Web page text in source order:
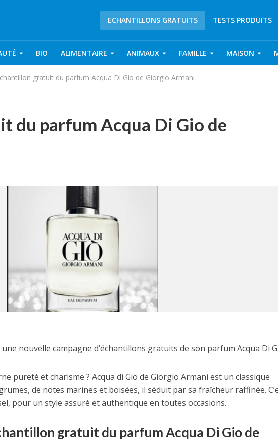
ECHANTILLONS GRATUITS TESTS PRODUITS
BIO ALIMENTAIRE ANIMAUX FAMILLE MAISON
gratuit du parfum Acqua Di Gio de Giorgio Armani
du parfum Acqua Di Gio de
nouvelle campagne d’échantillons gratuits de son parfum Acqua Di
pureté et charisme ? Acqua di Gio de Giorgio Armani est un classique
de notes marines et boisées, il séduit par sa fraîcheur raffinée.
pour un style assuré et authentique en toutes occasions.
gratuit du parfum Acqua Di Gio de